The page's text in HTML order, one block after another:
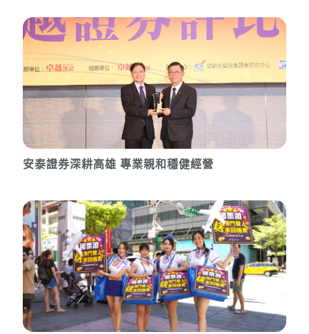
安泰證券深耕高雄 專業親和穩健經營